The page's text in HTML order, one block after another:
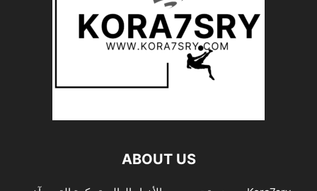
ABOUT US